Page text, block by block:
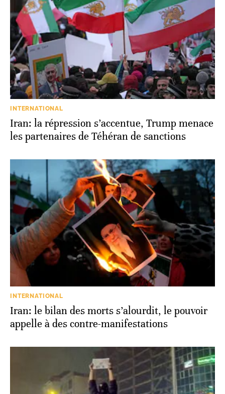
INTERNATIONAL
Iran: la répression s’accentue, Trump menace
les partenaires de Téhéran de sanctions
INTERNATIONAL
Iran: le bilan des morts s’alourdit, le pouvoir
appelle à des contre-manifestations